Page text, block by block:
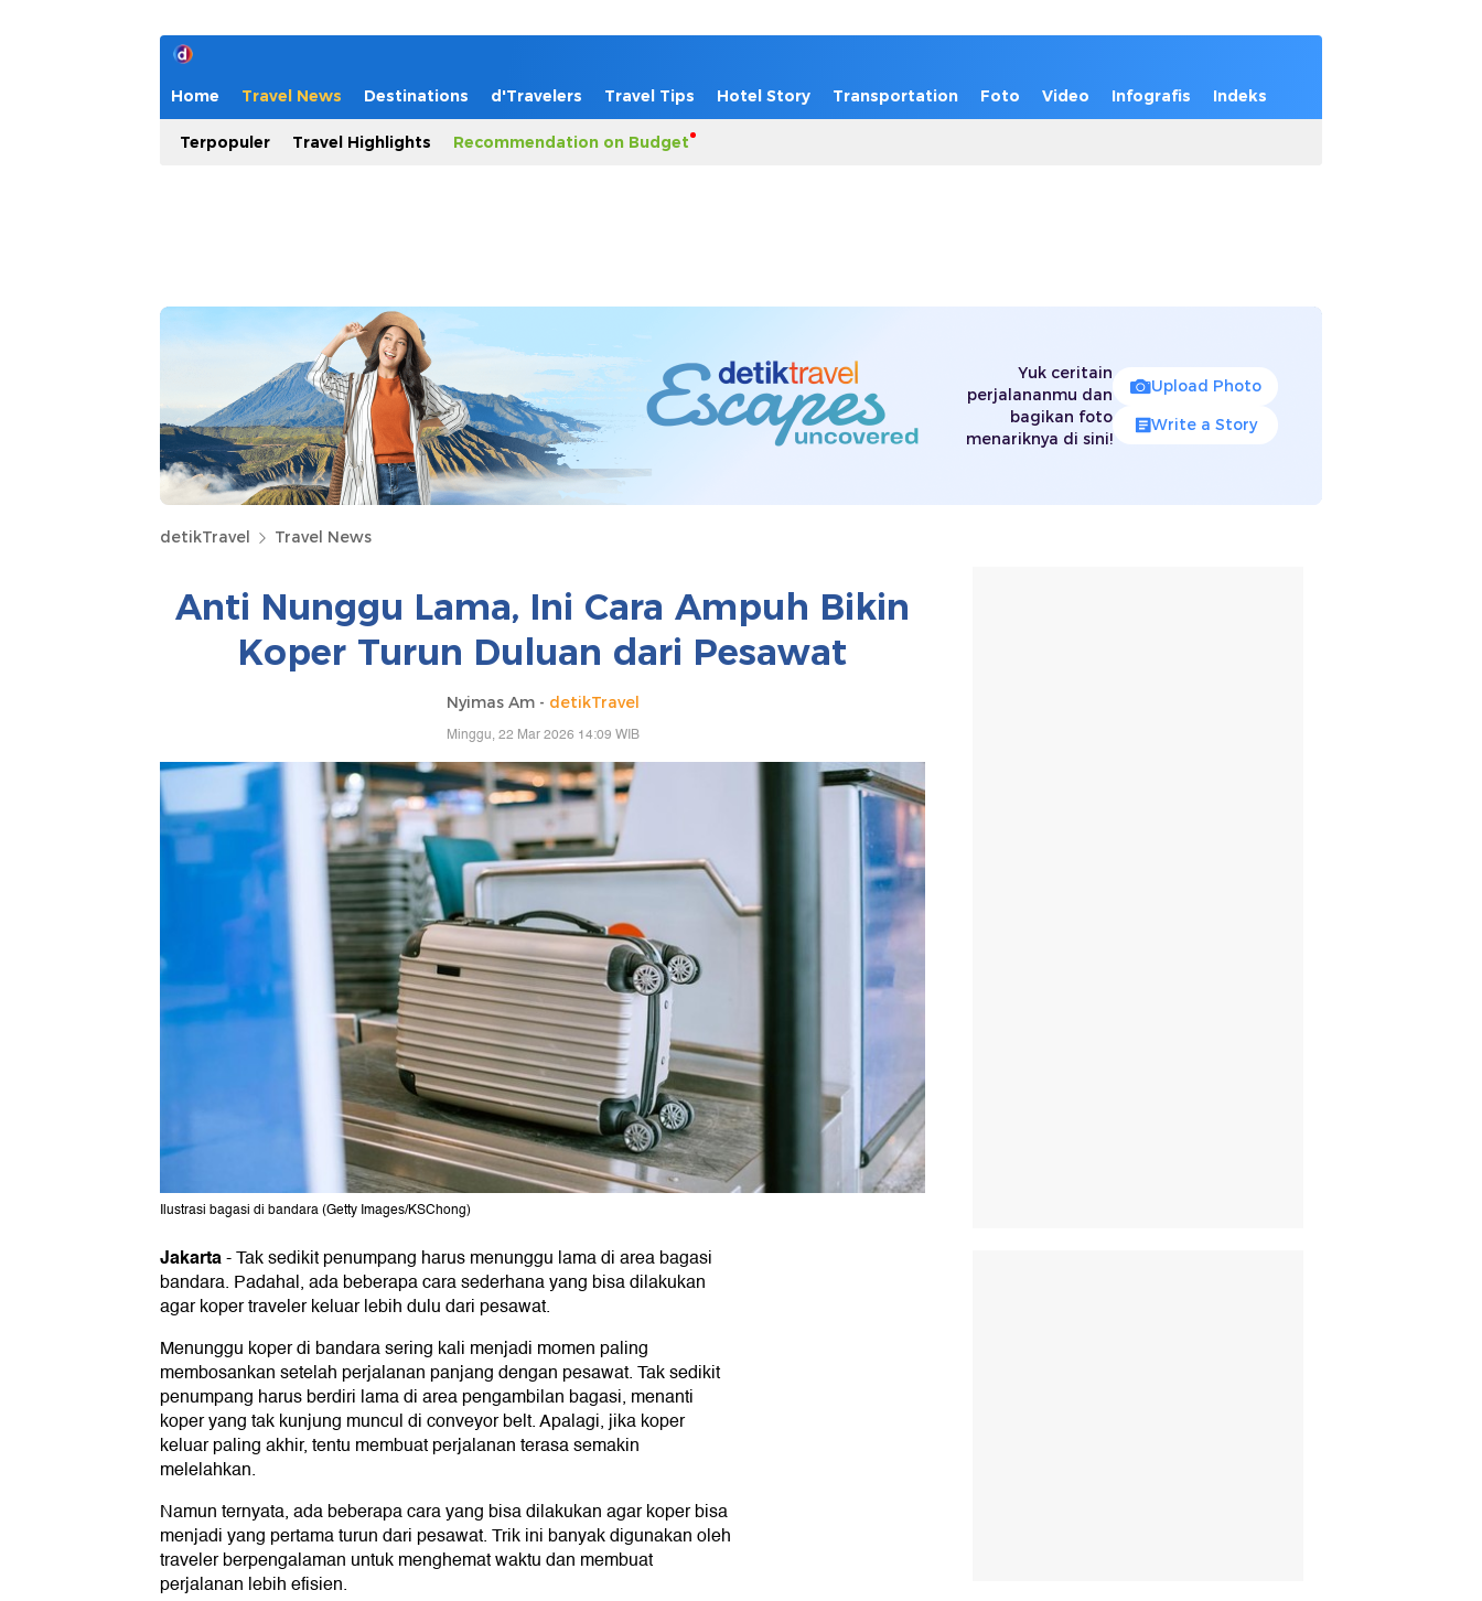
Home Travel News Destinations d'Travelers Travel Tips Hotel Story Transportation Foto Video Infografis Indeks
Terpopuler Travel Highlights Recommendation on Budget
Yuk ceritain
perjalananmu dan
bagikan foto
menariknya di sini!
Upload Photo
Write a Story
detikTravel Travel News
Anti Nunggu Lama, Ini Cara Ampuh Bikin
Koper Turun Duluan dari Pesawat
Nyimas Am - detikTravel
Minggu, 22 Mar 2026 14:09 WIB
Ilustrasi bagasi di bandara (Getty Images/KSChong)
Jakarta-Tak sedikit penumpang harus menunggu lama di area bagasi
bandara. Padahal, ada beberapa cara sederhana yang bisa dilakukan
agar koper traveler keluar lebih dulu dari pesawat.
Menunggu koper di bandara sering kali menjadi momen paling
membosankan setelah perjalanan panjang dengan pesawat. Tak sedikit
penumpang harus berdiri lama di area pengambilan bagasi, menanti
koper yang tak kunjung muncul di conveyor belt. Apalagi, jika koper
keluar paling akhir, tentu membuat perjalanan terasa semakin
melelahkan.
Namun ternyata, ada beberapa cara yang bisa dilakukan agar koper bisa
menjadi yang pertama turun dari pesawat. Trik ini banyak digunakan oleh
traveler berpengalaman untuk menghemat waktu dan membuat
perjalanan lebih efisien.